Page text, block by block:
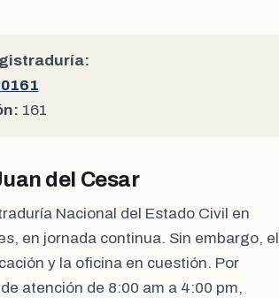
161
del Cesar
Nacional del Estado Civil en
en jornada continua. Sin embargo, el
y la oficina en cuestión. Por
atención de 8:00 am a 4:00 pm,